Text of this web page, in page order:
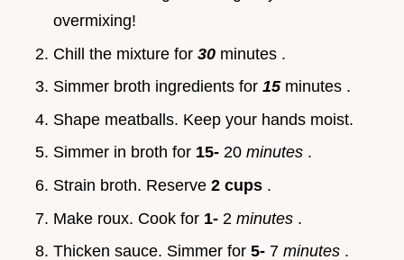
overmixing!
Chill the mixture for 30 minutes .
Simmer broth ingredients for 15 minutes .
Shape meatballs. Keep your hands moist.
Simmer in broth for 15- 20 minutes .
Strain broth. Reserve 2 cups .
Make roux. Cook for 1- 2 minutes .
Thicken sauce. Simmer for 5- 7 minutes .